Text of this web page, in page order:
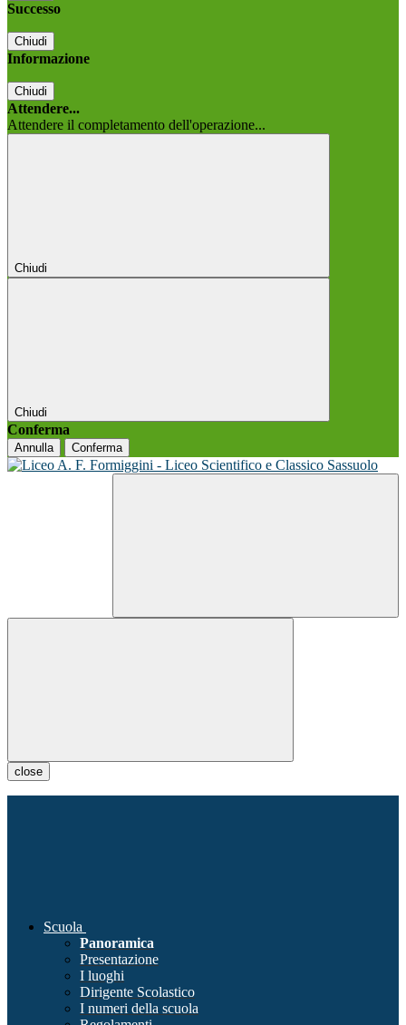
Successo
Chiudi
Informazione
Chiudi
Attendere...
Attendere il completamento dell'operazione...
Chiudi
Chiudi
Conferma
Annulla Conferma
close
Scuola
Panoramica
Presentazione
I luoghi
Dirigente Scolastico
I numeri della scuola